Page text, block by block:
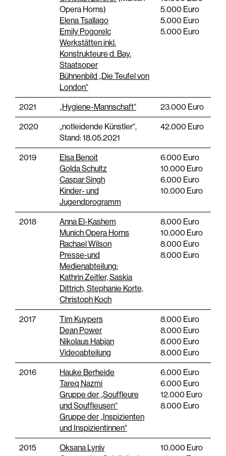
Opera Horns)
Elena Tsallago
Emily Pogorelc
Werkstätten inkl.
Konstrukteure d. Bay.
Staatsoper
Bühnenbild „Die Teufel von
London“
5.000 Euro
5.000 Euro
5.000 Euro
2021 „Hygiene-Mannschaft“ 23.000 Euro
2020
„notleidende Künstler“,
Stand: 18.05.2021
42.000 Euro
2019
Elsa Benoit
Golda Schultz
Caspar Singh
Kinder- und
Jugendprogramm
6.000 Euro
10.000 Euro
6.000 Euro
10.000 Euro
2018
Anna El-Kashem
Munich Opera Horns
Rachael Wilson
Presse-und
Medienabteilung:
Kathrin Zeitler, Saskia
Dittrich, Stephanie Korte,
Christoph Koch
8.000 Euro
10.000 Euro
8.000 Euro
8.000 Euro
2017
Tim Kuypers
Dean Power
Nikolaus Habjan
Videoabteilung
8.000 Euro
8.000 Euro
8.000 Euro
8.000 Euro
2016
Hauke Berheide
Tareq Nazmi
Gruppe der „Souffleure
und Souffleusen“
Gruppe der „Inspizienten
und Inspizientinnen“
6.000 Euro
6.000 Euro
12.000 Euro
8.000 Euro
2015
Oksana Lyniv
10.000 Euro